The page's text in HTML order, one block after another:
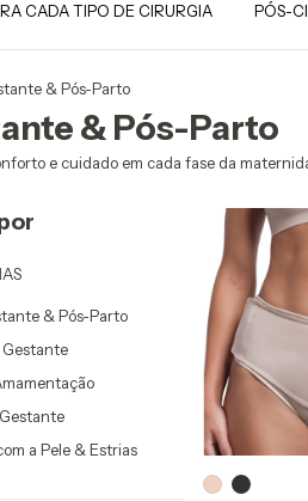
CADA TIPO DE CIRURGIA PÓS-
& Pós-Parto
& Pós-Parto
e cuidado em cada fase da
& Pós-Parto
Gestante
a Pele & Estrias